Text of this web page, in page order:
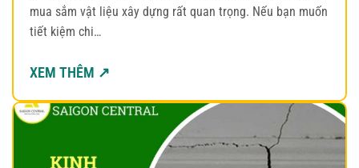
mua sắm vật liệu xây dựng rất quan trọng. Nếu bạn muốn
tiết kiệm chi…
XEM THÊM ↗